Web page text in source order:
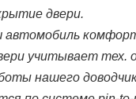
двери.
учитывает тех.
нашего